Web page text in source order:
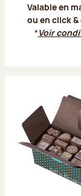
Valable en
ou en click
*Voir